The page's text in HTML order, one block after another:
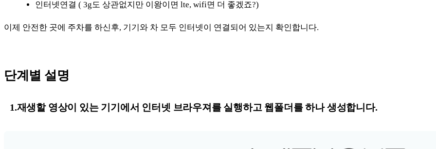
인터넷연결 ( 3g도 상관없지만 이왕이면 lte, wifi면 더 좋겠죠?)
이제 안전한 곳에 주차를 하신후, 기기와 차 모두 인터넷이 연결되어 있는지 확인합니다.
단계별 설명
1.재생할 영상이 있는 기기에서 인터넷 브라우져를 실행하고 웹폴더를 하나 생성합니다.